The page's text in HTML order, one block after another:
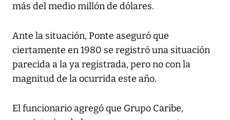
más del medio millón de dólares.
Ante la situación, Ponte aseguró que
ciertamente en 1980 se registró una situación
parecida a la ya registrada, pero no con la
magnitud de la ocurrida este año.
El funcionario agregó que Grupo Caribe,